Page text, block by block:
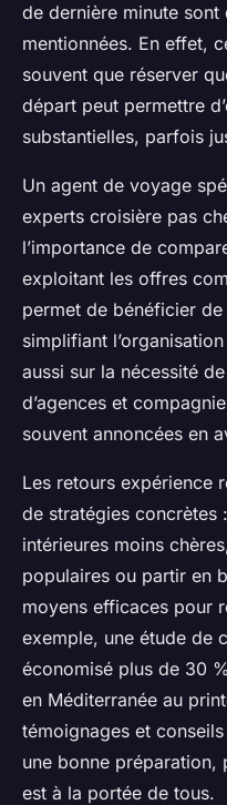
de dernière minute sont
mentionnées. En effet,
souvent que réserver
départ peut permettre
substantielles, parfois
Un agent de voyage
experts croisière pas
l’importance de
exploitant les offres
permet de bénéficier
simplifiant
aussi sur la nécessité
d’agences et
souvent annoncées en
Les retours expérience
de stratégies concrètes
intérieures moins
populaires ou partir en
moyens efficaces pour
exemple, une étude de
économisé plus de 30
en Méditerranée au
témoignages et
une bonne préparation,
est à la portée de tous.